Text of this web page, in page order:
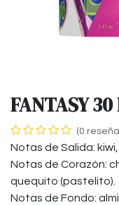
FANTASY
(0
Notas de Salida:
Notas de Corazón:
quequito (pastelito).
Notas de Fondo: